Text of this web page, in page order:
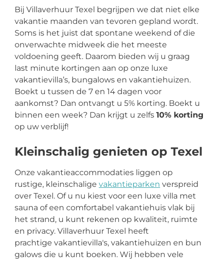
Bij Villaverhuur Texel begrijpen we dat niet elke
vakantie maanden van tevoren gepland wordt.
Soms is het juist dat spontane weekend of die
onverwachte midweek die het meeste
voldoening geeft. Daarom bieden wij u graag
last minute kortingen aan op onze luxe
vakantievilla’s, bungalows en vakantiehuizen.
Boekt u tussen de 7 en 14 dagen voor
aankomst? Dan ontvangt u 5% korting. Boekt u
binnen een week? Dan krijgt u zelfs 10% korting
op uw verblijf!
Kleinschalig genieten op Texel
Onze vakantieaccommodaties liggen op
rustige, kleinschalige vakantieparken verspreid
over Texel. Of u nu kiest voor een luxe villa met
sauna of een comfortabel vakantiehuis vlak bij
het strand, u kunt rekenen op kwaliteit, ruimte
en privacy. Villaverhuur Texel heeft
prachtige vakantievilla's, vakantiehuizen en bun
galows die u kunt boeken. Wij hebben vele